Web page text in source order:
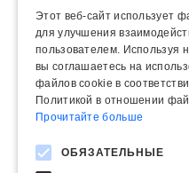
Этот веб-сайт использует
для улучшения
пользователем. Используя
вы соглашаетесь на
файлов cookie в
Политикой в ​​отношении
Прочитайте больше
ОБЯЗАТЕЛЬНЫЕ